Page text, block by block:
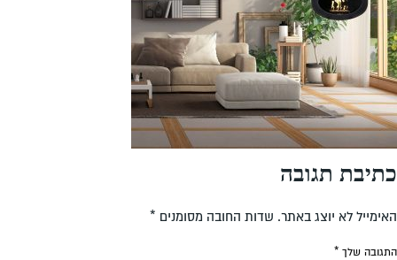
כתיבת תגובה
האימייל לא יוצג באתר. שדות החובה מסומנים *
התגובה שלך *